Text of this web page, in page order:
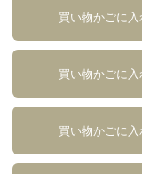
買い物かごに入
買い物かごに入
買い物かごに入